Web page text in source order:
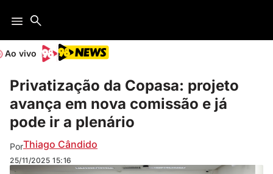
Ao vivo
Privatização da Copasa: projeto
avança em nova comissão e já
pode ir a plenário
PorThiago Cândido
25/11/2025 15:16